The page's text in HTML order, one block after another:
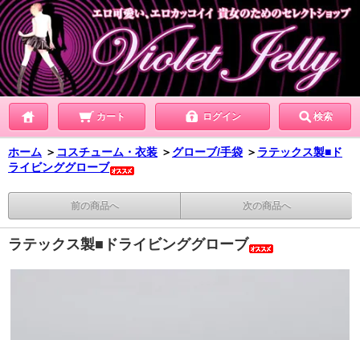
カート ログイン 検索
ホーム ＞ コスチューム・衣装 ＞ グローブ/手袋 ＞ ラテックス製■ド
ライビンググローブ
前の商品へ 次の商品へ
ラテックス製■ドライビンググローブ